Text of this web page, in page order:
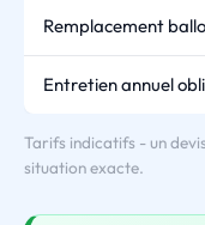
Remplacement
Entretien annuel
Tarifs indicatifs - un
situation exacte.